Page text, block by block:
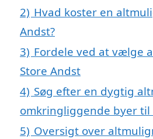
2) Hvad koster en
Andst?
3) Fordele ved at vælge
Store Andst
4) Søg efter en dygtig
omkringliggende byer til
5) Oversigt over